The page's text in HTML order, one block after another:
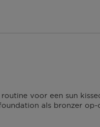
voor een sun
als bronzer op-